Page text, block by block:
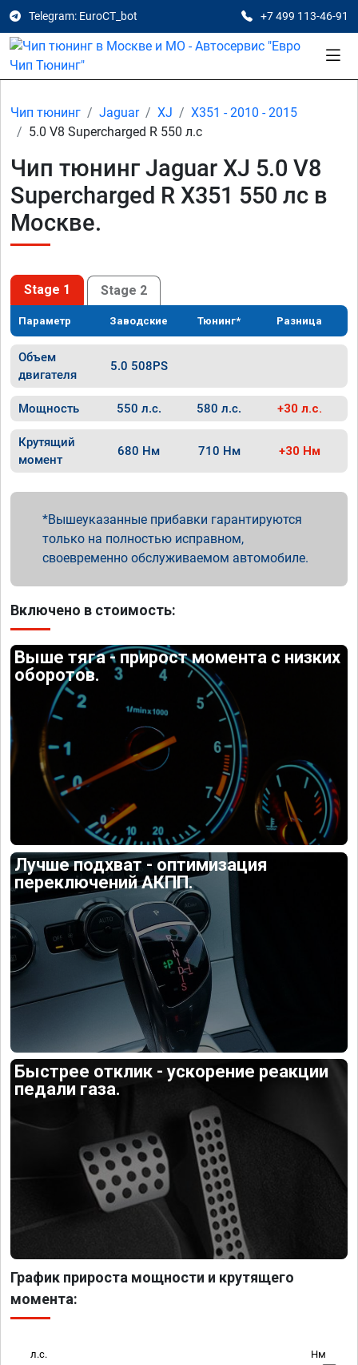
Telegram: EuroCT_bot +7 499 113-46-91
Чип тюнинг Jaguar XJ
X351 - 2010 - 2015
5.0 V8 Supercharged R 550 л.с
Чип тюнинг Jaguar XJ 5.0 V8
Supercharged R X351 550 лс в
Москве.
Stage 1 Stage 2
Параметр Заводские Тюнинг* Разница
Объем
двигателя
5.0 508PS
Мощность 550 л.с. 580 л.с. +30 л.с.
Крутящий
момент
680 Нм 710 Нм +30 Нм
Вышеуказанные прибавки гарантируются
только на полностью исправном,
своевременно обслуживаемом автомобиле.
Включено в стоимость:
Выше тяга - прирост момента с низких
оборотов.
Лучше подхват - оптимизация
переключений АКПП.
Быстрее отклик - ускорение реакции
педали газа.
График прироста мощности и крутящего
момента:
л.с. Нм